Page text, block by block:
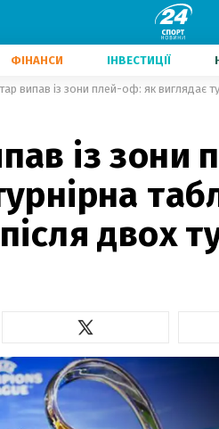
ФІНАНСИ ІНВЕСТИЦІЇ
випав із зони плей-оф: як виглядає
із зони
двох